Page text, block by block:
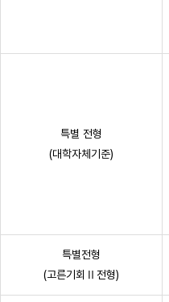
특별 전형
(대학자체기준)
특별전형
(고른기회Ⅱ전형)